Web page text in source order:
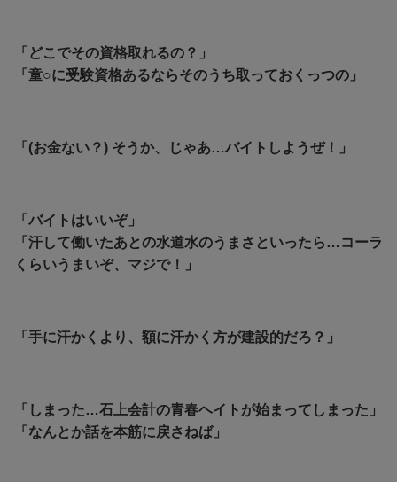
「どこでその資格取れるの？」
「童○に受験資格あるならそのうち取っておくっつの」
「(お金ない？) そうか、じゃあ…バイトしようぜ！」
「バイトはいいぞ」
「汗して働いたあとの水道水のうまさといったら…コーラ
くらいうまいぞ、マジで！」
「手に汗かくより、額に汗かく方が建設的だろ？」
「しまった…石上会計の青春ヘイトが始まってしまった」
「なんとか話を本筋に戻さねば」